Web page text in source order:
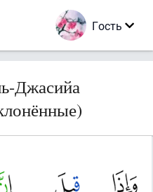
Гость
Джасийа